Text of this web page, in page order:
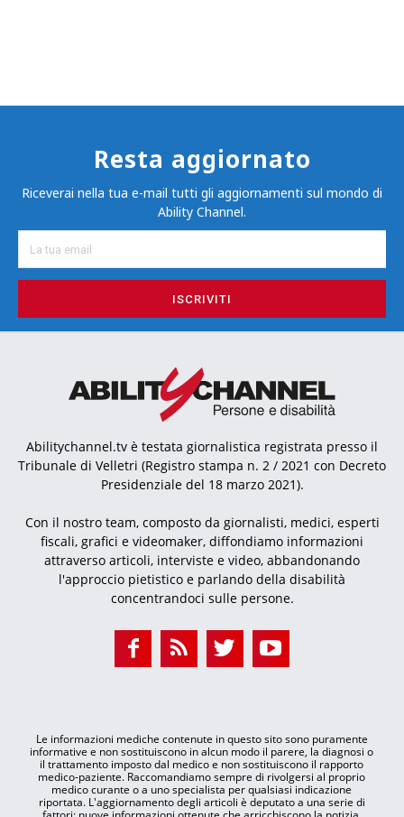
Resta aggiornato
Riceverai nella tua e-mail tutti gli aggiornamenti sul mondo di
Ability Channel.
ISCRIVITI
Abilitychannel.tv è testata giornalistica registrata presso il
Tribunale di Velletri (Registro stampa n. 2 / 2021 con Decreto
Presidenziale del 18 marzo 2021).
Con il nostro team, composto da giornalisti, medici, esperti
fiscali, grafici e videomaker, diffondiamo informazioni
attraverso articoli, interviste e video, abbandonando
l'approccio pietistico e parlando della disabilità
concentrandoci sulle persone.
Le informazioni mediche contenute in questo sito sono puramente
informative e non sostituiscono in alcun modo il parere, la diagnosi o
il trattamento imposto dal medico e non sostituiscono il rapporto
medico-paziente. Raccomandiamo sempre di rivolgersi al proprio
medico curante o a uno specialista per qualsiasi indicazione
riportata. L'aggiornamento degli articoli è deputato a una serie di